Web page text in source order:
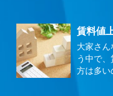
賃料値
大家さ
う中で
方は多